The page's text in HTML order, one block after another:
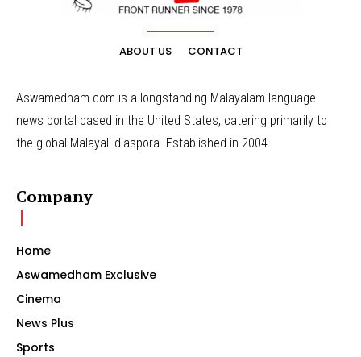
ABOUT US CONTACT
Aswamedham.com is a longstanding Malayalam-language
news portal based in the United States, catering primarily to
the global Malayali diaspora. Established in 2004
Company
Home
Aswamedham Exclusive
Cinema
News Plus
Sports